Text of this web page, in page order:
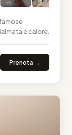
e calore.
Prenota →